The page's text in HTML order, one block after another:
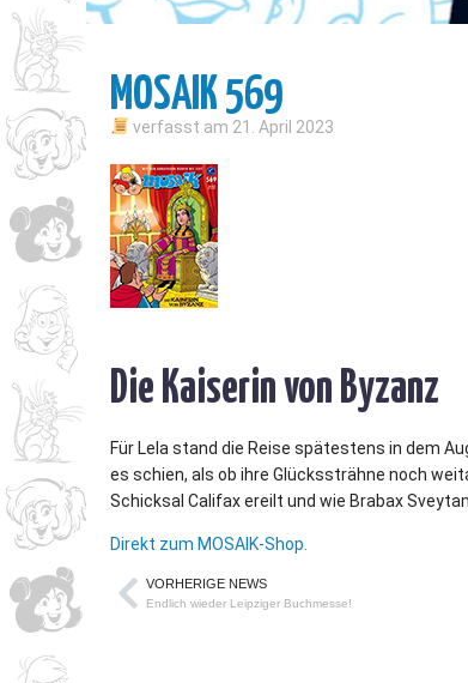
MOSAIK 569
verfasst am 21. April 2023
Die Kaiserin von Byzanz
Für Lela stand die Reise spätestens in dem
es schien, als ob ihre Glückssträhne noch
Schicksal Califax ereilt und wie Brabax
Direkt zum MOSAIK-Shop.
VORHERIGE NEWS
Endlich wieder Leipziger Buchmesse!